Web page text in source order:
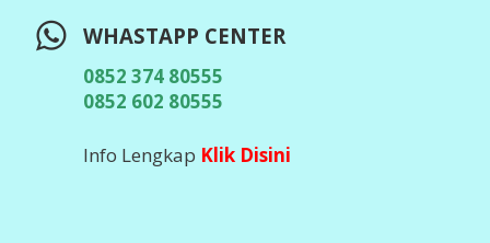
WHASTAPP CENTER
0852 374 80555
0852 602 80555
Info Lengkap Klik Disini